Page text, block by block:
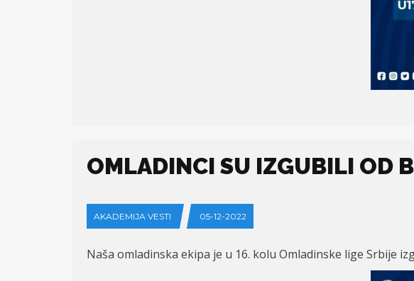
OMLADINCI SU IZGUBILI OD
AKADEMIJA VESTI 05-12-2022
Naša omladinska ekipa je u 16. kolu Omladinske lige Srbije